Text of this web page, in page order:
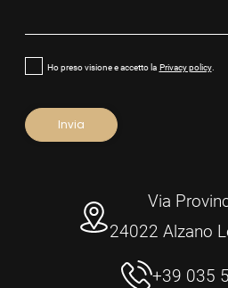
Via
24022 Alzano
+39 035
Ho preso visione e accetto la Privacy policy.